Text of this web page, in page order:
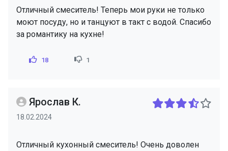
Отличный смеситель! Теперь мои руки не только
моют посуду, но и танцуют в такт с водой. Спасибо
за романтику на кухне!
18 1
Ярослав К.
18.02.2024
Отличный кухонный смеситель! Очень доволен